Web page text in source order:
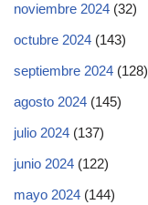
noviembre 2024 (32)
octubre 2024 (143)
septiembre 2024 (128)
agosto 2024 (145)
julio 2024 (137)
junio 2024 (122)
mayo 2024 (144)